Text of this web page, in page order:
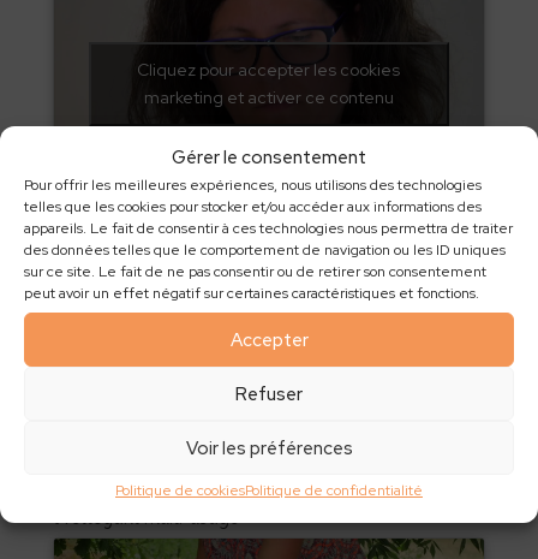
Gérer le consentement
Pour offrir les meilleures expériences, nous utilisons des technologies
telles que les cookies pour stocker et/ou accéder aux informations des
appareils. Le fait de consentir à ces technologies nous permettra de traiter
des données telles que le comportement de navigation ou les ID uniques
sur ce site. Le fait de ne pas consentir ou de retirer son consentement
peut avoir un effet négatif sur certaines caractéristiques et fonctions.
Accepter
Refuser
Voir les préférences
Politique de cookiesPolitique de confidentialité
Cliquez pour accepter les cookies
marketing et activer ce contenu
Tawashis
Cliquez pour accepter les cookies
Nettoyant multi-usage